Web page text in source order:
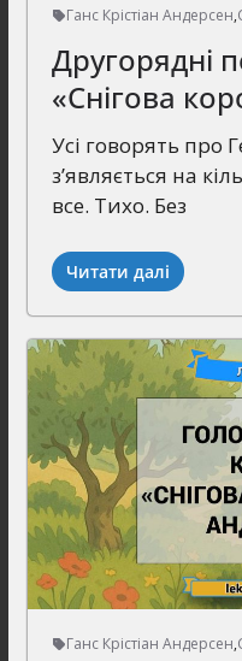
Ганс Крістіан Андерсен,
Другорядні
«Снігова
Усі говорять про
з’являється на
все. Тихо. Без
Читати далі
Ганс Крістіан Андерсен,